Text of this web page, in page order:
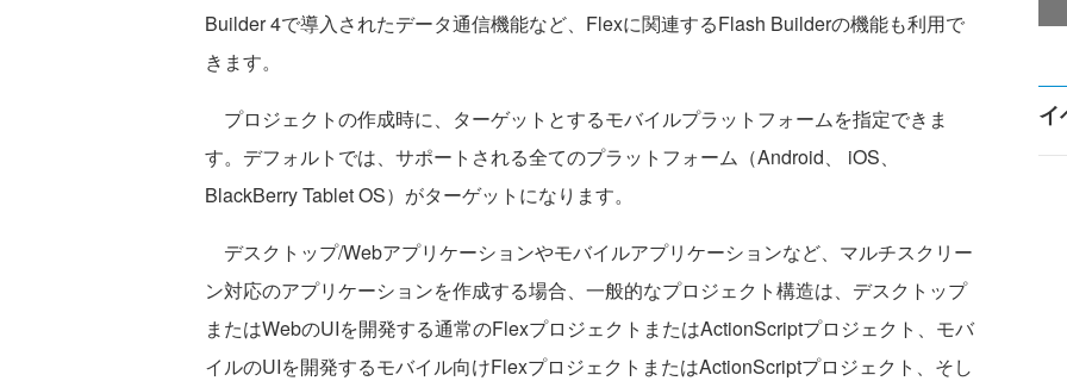
Builder 4で導入されたデータ通信機能など、Flexに関連するFlash Builderの機能も利用で
きます。
プロジェクトの作成時に、ターゲットとするモバイルプラットフォームを指定できま
す。デフォルトでは、サポートされる全てのプラットフォーム（Android、 iOS、
BlackBerry Tablet OS）がターゲットになります。
デスクトップ/Webアプリケーションやモバイルアプリケーションなど、マルチスクリー
ン対応のアプリケーションを作成する場合、一般的なプロジェクト構造は、デスクトップ
またはWebのUIを開発する通常のFlexプロジェクトまたはActionScriptプロジェクト、モバ
イルのUIを開発するモバイル向けFlexプロジェクトまたはActionScriptプロジェクト、そし
イ